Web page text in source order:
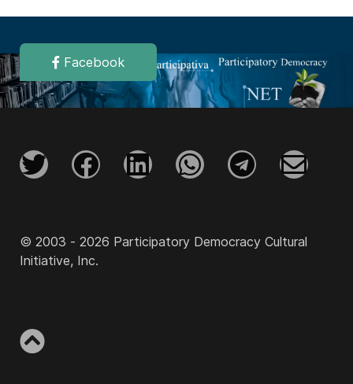
Facebook
© 2003 - 2026 Participatory Democracy Cultural
Initiative, Inc.